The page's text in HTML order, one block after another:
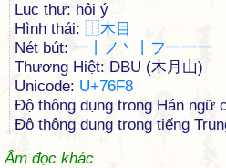
Lục thư: hội ý
Hình thái: ⿰木目
Nét bút: 一丨ノ丶丨フ一一一
Thương Hiệt: DBU (木月山)
Unicode: U+76F8
Độ thông dụng trong Hán ngữ
Độ thông dụng trong tiếng
Âm đọc khác